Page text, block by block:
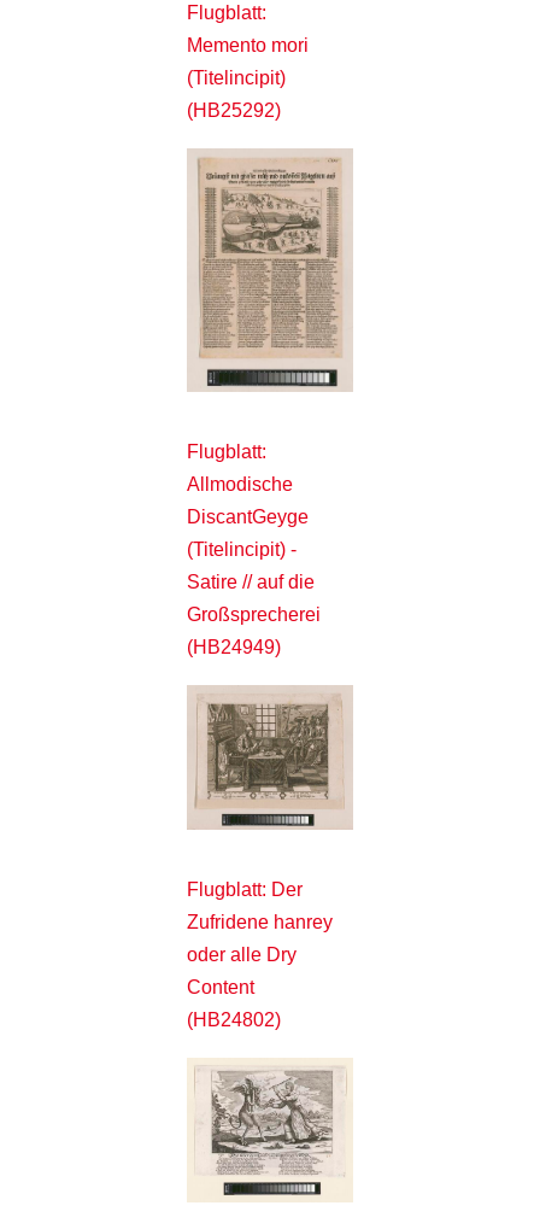
Flugblatt:
Memento mori
(Titelincipit)
(HB25292)
Flugblatt:
Allmodische
DiscantGeyge
(Titelincipit) -
Satire // auf die
Großsprecherei
(HB24949)
Flugblatt: Der
Zufridene hanrey
oder alle Dry
Content
(HB24802)